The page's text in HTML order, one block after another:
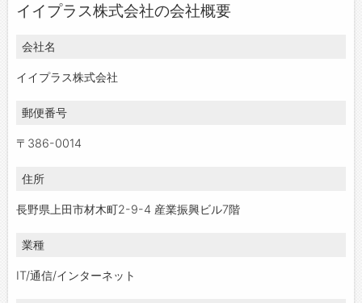
イイプラス株式会社の会社概要
会社名
イイプラス株式会社
郵便番号
〒386-0014
住所
長野県上田市材木町2-9-4 産業振興ビル7階
業種
IT/通信/インターネット